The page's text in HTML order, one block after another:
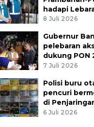
hadapi
8 Juli 2026
Gubernur
pelebaran
dukung PON
7 Juli 2026
Polisi buru
pencuri
di
6 Juli 2026